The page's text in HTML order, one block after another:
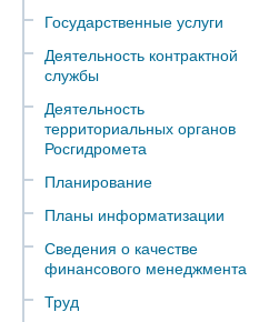
Государственные услуги
Деятельность контрактной
службы
Деятельность
территориальных органов
Росгидромета
Планирование
Планы информатизации
Сведения о качестве
финансового менеджмента
Труд